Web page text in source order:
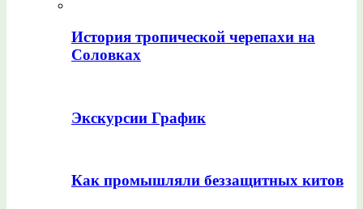
История тропической черепахи на
Соловках
Экскурсии График
Как промышляли беззащитных китов